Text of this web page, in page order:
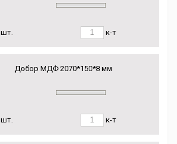
шт. к-т
Добор МДФ 2070*150*8 мм
шт. к-т